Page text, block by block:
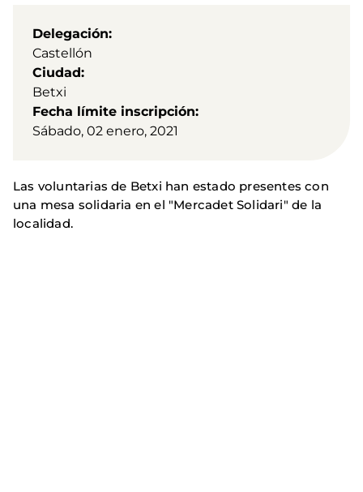
Delegación
Castellón
Ciudad
Betxi
Fecha límite inscripción
Sábado, 02 enero, 2021
Las voluntarias de Betxi han estado presentes con
una mesa solidaria en el "Mercadet Solidari" de la
localidad.